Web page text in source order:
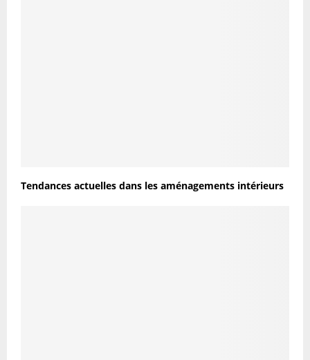
Tendances actuelles dans les aménagements intérieurs